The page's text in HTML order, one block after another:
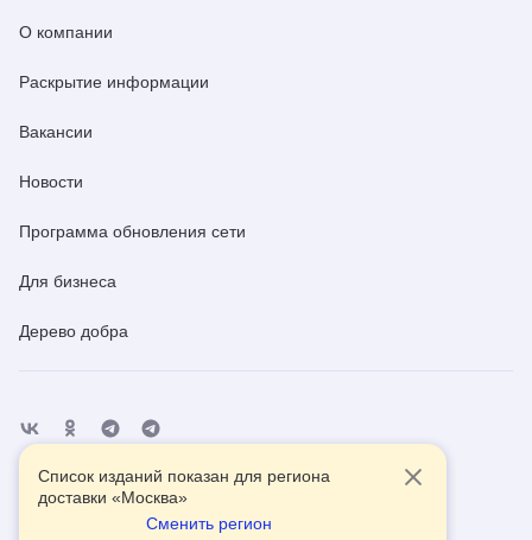
О компании
Раскрытие информации
Вакансии
Новости
Программа обновления сети
Для бизнеса
Дерево добра
Помощь Контакты
Список изданий показан для региона
доставки «Москва»
Сменить регион